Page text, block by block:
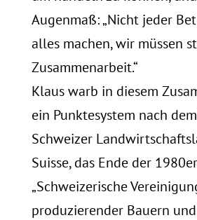
Augenmaß: „Nicht jeder
alles machen, wir müssen
Zusammenarbeit.“
Klaus warb in diesem
ein Punktesystem nach
Schweizer
Suisse, das Ende der
„Schweizerische
produzierender Bauern